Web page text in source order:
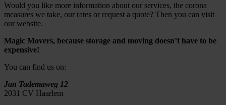
Would you like more information about our services, the corona
measures we take, our rates or request a quote? Then you can visit
our website.
Magic Movers, because storage and moving doesn’t have to be
expensive!
You can find us on:
Jan Tademaweg 12
2031 CV Haarlem